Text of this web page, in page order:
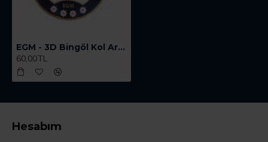
EGM - 3D Bingöl Kol Arması - TPU ARMA
60,00TL
Hesabım